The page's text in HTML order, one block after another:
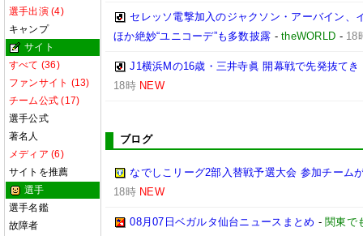
選手出演 (4)
キャンプ
サイト
すべて (36)
ファンサイト (13)
チーム公式 (17)
選手公式
著名人
メディア (6)
サイトを推薦
選手
選手名鑑
故障者
セレッソ電撃加入のジャクソン・アーバイン
ほか絶妙“ユニコーデ”も多数披露 -theWORLD - 18
J1横浜Mの16歳・三井寺眞 開幕戦で先発抜て
18時 NEW
ブログ
なでしこリーグ2部入替戦予選大会 参加チーム
18時 NEW
08月07日ベガルタ仙台ニュースまとめ - 関東で